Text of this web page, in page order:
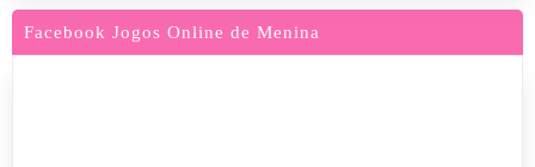
Facebook Jogos Online de Menina